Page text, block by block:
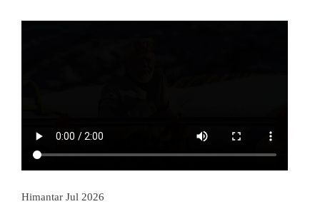
Himantar Jul 2026